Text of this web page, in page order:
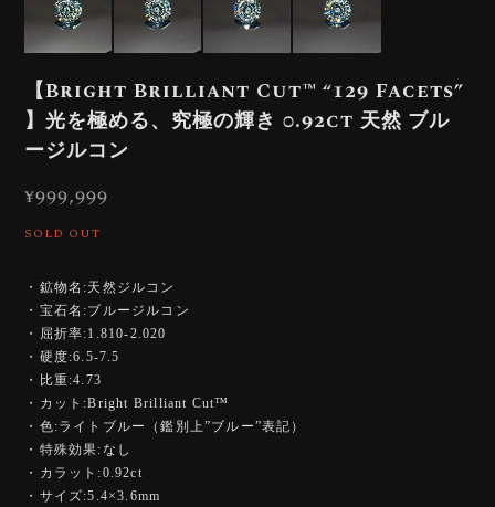
【Bright Brilliant Cut™️ “129 Facets”
】光を極める、究極の輝き 0.92ct 天然 ブル
ージルコン
¥999,999
SOLD OUT
・鉱物名:天然ジルコン
・宝石名:ブルージルコン
・屈折率:1.810-2.020
・硬度:6.5-7.5
・比重:4.73
・カット:Bright Brilliant Cut™️
・色:ライトブルー（鑑別上”ブルー”表記）
・特殊効果:なし
・カラット:0.92ct
・サイズ:5.4×3.6mm